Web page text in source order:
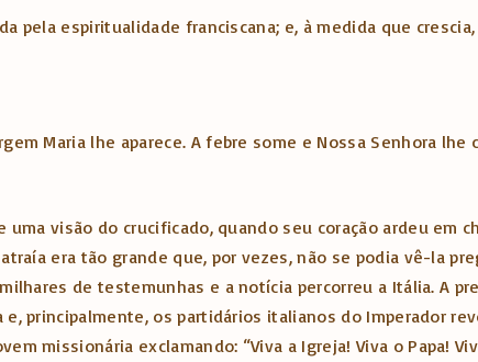
pela espiritualidade franciscana; e, à medida que
Maria lhe aparece. A febre some e Nossa Senhora
visão do crucificado, quando seu coração ardeu em
era tão grande que, por vezes, não se podia vê-la
de testemunhas e a notícia percorreu a Itália. A
principalmente, os partidários italianos do Imperador
missionária exclamando: “Viva a Igreja! Viva o Papa!